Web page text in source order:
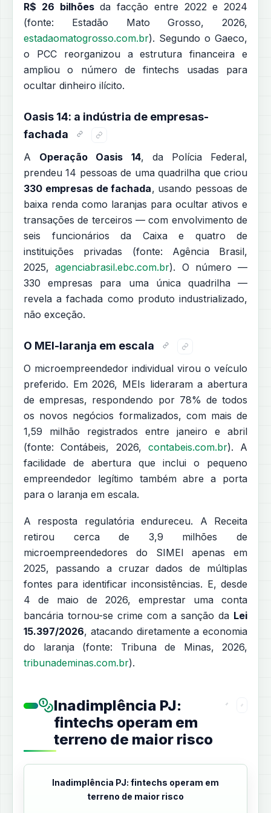
R$ 26 bilhõesda facção entre 2022 e 2024
(fonte: Estadão Mato Grosso, 2026,
estadaomatogrosso.com.br). Segundo o Gaeco,
o PCC reorganizou a estrutura financeira e
ampliou o número de fintechs usadas para
ocultar dinheiro ilícito.
Oasis 14: a indústria de empresas-
fachada
A Operação Oasis 14, da Polícia Federal,
prendeu 14 pessoas de uma quadrilha que criou
330 empresas de fachada, usando pessoas de
baixa renda como laranjas para ocultar ativos e
transações de terceiros — com envolvimento de
seis funcionários da Caixa e quatro de
instituições privadas (fonte: Agência Brasil,
2025,agenciabrasil.ebc.com.br). O número —
330 empresas para uma única quadrilha —
revela a fachada como produto industrializado,
não exceção.
O MEI-laranja em escala
O microempreendedor individual virou o veículo
preferido. Em 2026, MEIs lideraram a abertura
de empresas, respondendo por 78% de todos
os novos negócios formalizados, com mais de
1,59 milhão registrados entre janeiro e abril
(fonte: Contábeis, 2026, contabeis.com.br). A
facilidade de abertura que inclui o pequeno
empreendedor legítimo também abre a porta
para o laranja em escala.
A resposta regulatória endureceu. A Receita
retirou cerca de 3,9 milhões de
microempreendedores do SIMEI apenas em
2025, passando a cruzar dados de múltiplas
fontes para identificar inconsistências. E, desde
4 de maio de 2026, emprestar uma conta
bancária tornou-se crime com a sanção da Lei
15.397/2026, atacando diretamente a economia
do laranja (fonte: Tribuna de Minas, 2026,
tribunademinas.com.br).
Inadimplência PJ:
fintechs operam em
terreno de maior risco
Inadimplência PJ: fintechs operam em
terreno de maior risco